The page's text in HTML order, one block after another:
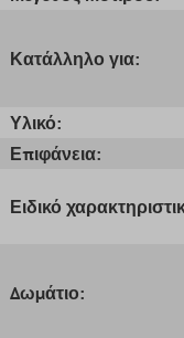
Κατάλληλο για:
Υλικό:
Επιφάνεια:
Ειδικό
Δωμάτιο: